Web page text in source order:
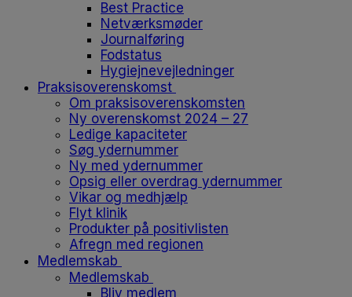
Best Practice
Netværksmøder
Journalføring
Fodstatus
Hygiejnevejledninger
Praksisoverenskomst
Om praksisoverenskomsten
Ny overenskomst 2024 – 27
Ledige kapaciteter
Søg ydernummer
Ny med ydernummer
Opsig eller overdrag ydernummer
Vikar og medhjælp
Flyt klinik
Produkter på positivlisten
Afregn med regionen
Medlemskab
Medlemskab
Bliv medlem